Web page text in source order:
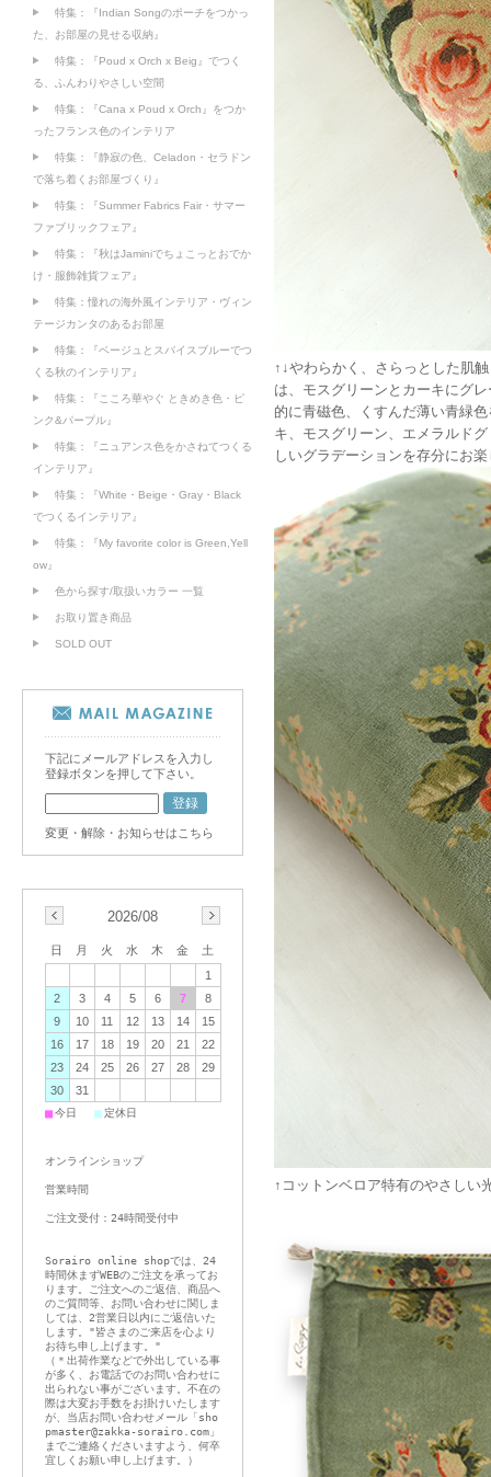
↑↓やわらかく、さらっとした肌
は、モスグリーンとカーキにグ
的に青磁色、くすんだ薄い青緑
キ、モスグリーン、エメラルド
しいグラデーションを存分にお
↑コットンベロア特有のやさしい
特集：『Indian Songのポーチをつかっ
た、お部屋の見せる収納』
特集：『Poud x Orch x Beig』でつく
る、ふんわりやさしい空間
特集：『Cana x Poud x Orch』をつか
ったフランス色のインテリア
特集：『静寂の色、Celadon・セラドン
で落ち着くお部屋づくり』
特集：『Summer Fabrics Fair・サマー
ファブリックフェア』
特集：『秋はJaminiでちょこっとおでか
け・服飾雑貨フェア』
特集：憧れの海外風インテリア・ヴィン
テージカンタのあるお部屋
特集：『ベージュとスパイスブルーでつ
くる秋のインテリア』
特集：『こころ華やぐ ときめき色・ピ
ンク&パープル』
特集：『ニュアンス色をかさねてつくる
インテリア』
特集：『White・Beige・Gray・Black
でつくるインテリア』
特集：『My favorite color is Green,Yell
ow』
色から探す/取扱いカラー 一覧
お取り置き商品
SOLD OUT
下記にメールアドレスを入力し
登録ボタンを押して下さい。
変更・解除・お知らせはこちら
2026/08
日 月 火 水 木 金
土
1
2
3 4 5 6 7
8
9
10 11 12 13 14
15
16
17 18 19 20 21
22
23
24 25 26 27 28
29
30
31
■今日 ■定休日
オンラインショップ
営業時間
ご注文受付：24時間受付中
Sorairo online shopでは、24
時間休まずWEBのご注文を承ってお
ります。ご注文へのご返信、商品へ
のご質問等、お問い合わせに関しま
しては、2営業日以内にご返信いた
します。"皆さまのご来店を心より
お待ち申し上げます。"
（＊出荷作業などで外出している事
が多く、お電話でのお問い合わせに
出られない事がございます。不在の
際は大変お手数をお掛けいたします
が、当店お問い合わせメール「sho
pmaster@zakka-sorairo.com」
までご連絡くださいますよう、何卒
宜しくお願い申し上げます。）